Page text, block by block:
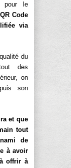
pour le
Code
via
du
des
on
son
et que
tout
de
à avoir
offrir à